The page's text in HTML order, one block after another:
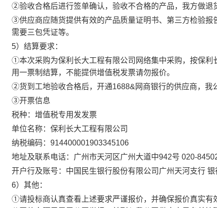
②验收合格后进行签单确认，验收不合格的产品，我方做退
③供应商应随货提供有效的产品质量证明书、第三方检验
需要三包凭证等。
5）结算要求：
①本次采购为保利长大工程有限公司网络集中采购，按保
用一票制结算，不能提供增值税发票请勿报价。
②货到工地验收合格后，开通1688&网商银行的供应商，我
③开票信息
税种：增值税专用发发票
单位名称：保利长大工程有限公司
纳税编码：914400001903345106
地址及联系电话：广州市天河区广州大道中942号 020-
开户行及账号：中国民生银行股份有限公司广州天河支行
6）其他：
①请投标商认真查看上述要求严谨报价，并确保报价真实